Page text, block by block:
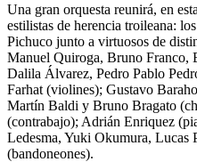
Una gran orquesta reunirá, en
estilistas de herencia troileana:
Pichuco junto a virtuosos de
Manuel Quiroga, Bruno Franco,
Dalila Álvarez, Pedro Pablo
Farhat (violines); Gustavo
Martín Baldi y Bruno Bragato
(contrabajo); Adrián Enriquez
Ledesma, Yuki Okumura, Lucas
(bandoneones).